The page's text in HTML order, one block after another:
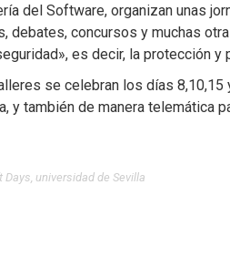
del Software, organizan unas
debates, concursos y muchas
es decir, la protección
se celebran los días 8,10,15
y también de manera telemática
Days universidad de Sevilla